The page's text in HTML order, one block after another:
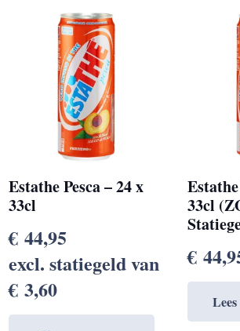
Estathe Pesca – 24 x
33cl
€ 44,95
excl. statiegeld van
€ 3,60
33cl
€